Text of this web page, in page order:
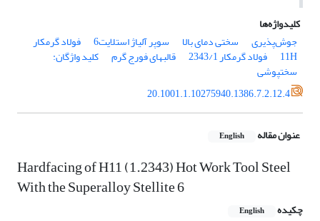
کلیدواژه‌ها
جوش‌پذیری
سختی دمای بالا سوپر آلیاژ استلایت6 فولاد گرمکار
11H فولاد گرمکار 2343/1 قالبهای فورج گرم کلید واژگان:
سختپوشی
20.1001.1.10275940.1386.7.2.12.4
عنوان مقاله English
Hardfacing of H11 (1.2343) Hot Work Tool Steel
With the Superalloy Stellite 6
چکیده English